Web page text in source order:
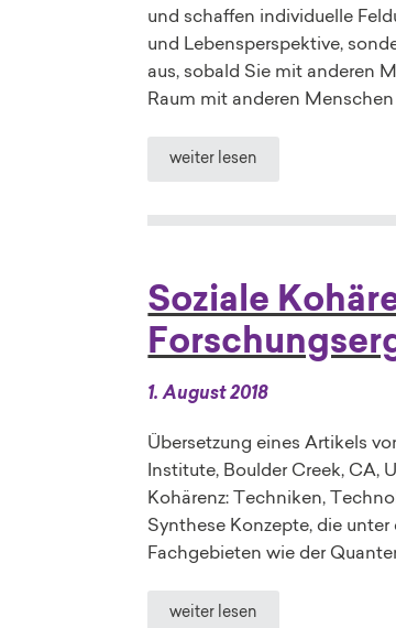
und schaffen individuelle
und Lebensperspektive,
aus, sobald Sie mit anderen
Raum mit anderen Menschen
weiter lesen
Soziale
1. August 2018
Übersetzung eines Artikels
Institute, Boulder Creek, CA,
Kohärenz: Techniken,
Synthese Konzepte, die
Fachgebieten wie der
weiter lesen